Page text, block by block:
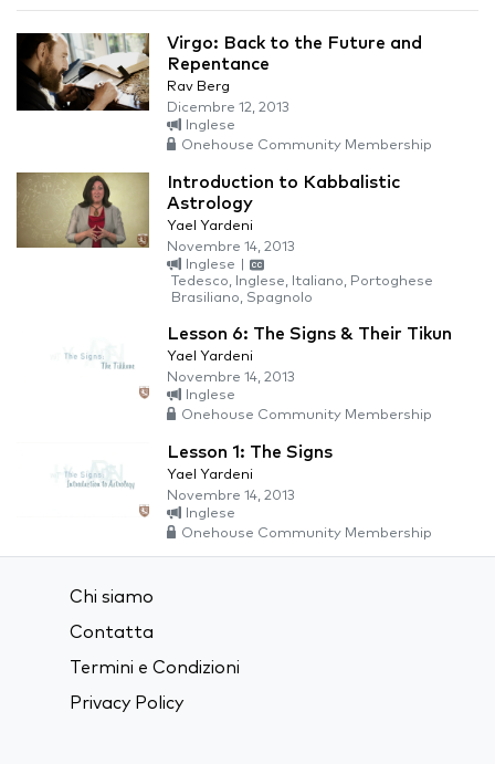
Virgo: Back to the Future and
Repentance
Rav Berg
Dicembre 12, 2013
Inglese
Onehouse Community Membership
Introduction to Kabbalistic
Astrology
Yael Yardeni
Novembre 14, 2013
Inglese
Tedesco, Inglese, Italiano, Portoghese
Brasiliano, Spagnolo
Lesson 6: The Signs & Their Tikun
Yael Yardeni
Novembre 14, 2013
Inglese
Onehouse Community Membership
Lesson 1: The Signs
Yael Yardeni
Novembre 14, 2013
Inglese
Onehouse Community Membership
Chi siamo
Contatta
Termini e Condizioni
Privacy Policy